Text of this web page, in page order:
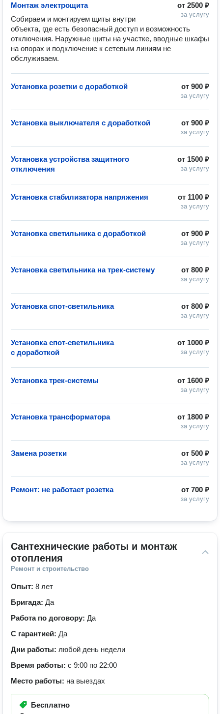
от 2500 ₽
за услугу
Монтаж электрощита
Собираем и монтируем щиты внутри
объекта, где есть безопасный доступ и возможность
отключения. Наружные щиты на участке, вводные шкафы
на опорах и подключение к сетевым линиям не
обслуживаем.
от 900 ₽
за услугу
Установка розетки с доработкой
от 900 ₽
за услугу
Установка выключателя с доработкой
от 1500 ₽
за услугу
Установка устройства защитного
отключения
от 1100 ₽
за услугу
Установка стабилизатора напряжения
от 900 ₽
за услугу
Установка светильника с доработкой
от 800 ₽
за услугу
Установка светильника на трек-систему
от 800 ₽
за услугу
Установка спот-светильника
от 1000 ₽
за услугу
Установка спот-светильника
с доработкой
от 1600 ₽
за услугу
Установка трек-системы
от 1800 ₽
за услугу
Установка трансформатора
от 500 ₽
за услугу
Замена розетки
от 700 ₽
за услугу
Ремонт: не работает розетка
Сантехнические работы и монтаж
отопления
Ремонт и строительство
Опыт: 8 лет
Бригада: Да
Работа по договору: Да
С гарантией: Да
Дни работы: любой день недели
Время работы: с 9:00 по 22:00
Место работы: на выездах
Бесплатно